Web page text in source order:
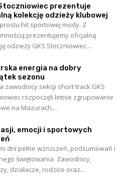
prezentuje
kolekcję odzieży klubowej
hit sportowej mody. Z
prezentujemy oficjalną
odzieży GKS Stoczniowiec....
energia na dobry
sezonu
zawodnicy sekcji short track GKS
rozpoczęli letnie zgrupowanie
na Mazurach,...
emocji i sportowych
dni pełne wzruszeń, podsumowań i
świętowania. Zawodnicy,
działacze, rodzice oraz...